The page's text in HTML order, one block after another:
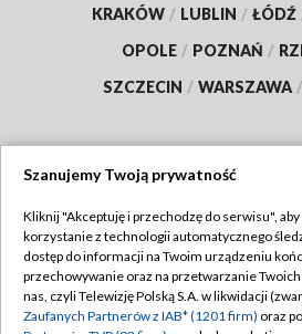
KRAKÓW / LUBLIN / ŁÓDŹ
OPOLE / POZNAŃ /
SZCZECIN / WARSZAWA /
TVP
Abonament TVP
Emisja w TVP
Regulamin
Polityka
Szanujemy Twoją prywatność
Kliknij "Akceptuję i przechodzę do serwisu",
korzystanie z technologii automatycznego
dostęp do informacji na Twoim urządzeniu
przechowywanie oraz na przetwarzanie
nas, czyli Telewizję Polską S.A. w likwidacji
Zaufanych Partnerów z IAB* (1201 firm) oraz